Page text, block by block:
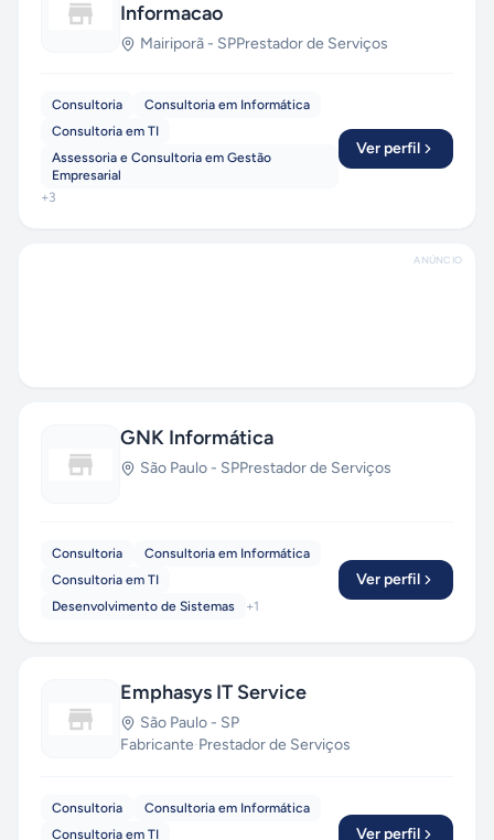
Informacao
Mairiporã - SPPrestador de Serviços
Consultoria
Consultoria em Informática
Consultoria em TI
Assessoria e Consultoria em Gestão
Empresarial
+3
Ver perfil
ANÚNCIO
GNK Informática
São Paulo - SPPrestador de Serviços
Consultoria
Consultoria em Informática
Consultoria em TI
Desenvolvimento de Sistemas
+1
Ver perfil
Emphasys IT Service
São Paulo - SP
Fabricante·Prestador de Serviços
Consultoria
Consultoria em Informática
Consultoria em TI
Ver perfil